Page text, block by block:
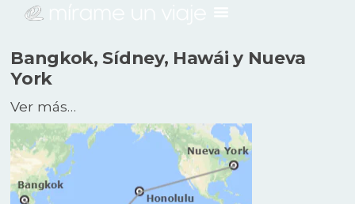
Bangkok, Sídney, Hawái y Nueva
York
Ver más…